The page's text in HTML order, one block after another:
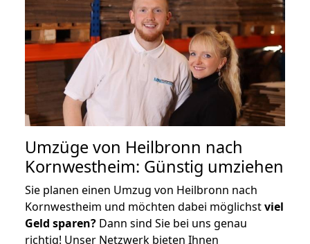
Umzüge von Heilbronn nach
Kornwestheim: Günstig umziehen
Sie planen einen Umzug von Heilbronn nach
Kornwestheim und möchten dabei möglichstviel
Geld sparen? Dann sind Sie bei uns genau
richtig! Unser Netzwerk bieten Ihnen